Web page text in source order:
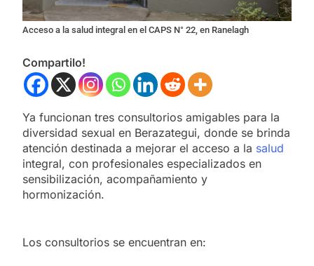
Acceso a la salud integral en el CAPS N° 22, en Ranelagh
Compartilo!
Ya funcionan tres consultorios amigables para la
diversidad sexual en Berazategui, donde se brinda
atención destinada a mejorar el acceso a la salud
integral, con profesionales especializados en
sensibilización, acompañamiento y
hormonización.
Los consultorios se encuentran en: